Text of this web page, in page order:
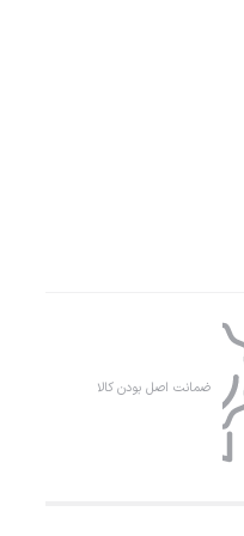
ضمانت اصل بودن کالا